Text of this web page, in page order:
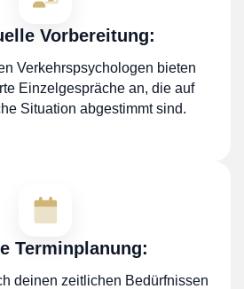
Vorbereitung:
Verkehrspsychologen bieten
Einzelgespräche an, die auf
Situation abgestimmt sind.
Terminplanung:
deinen zeitlichen Bedürfnissen